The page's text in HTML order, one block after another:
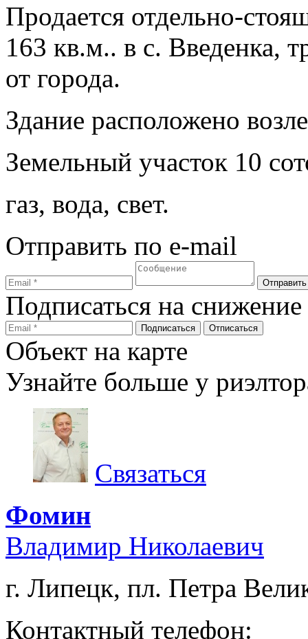
Продается отдельно-
163 кв.м.. в с. Введенка,
от города.
Здание расположено
Земельный участок 10
газ, вода, свет.
Отправить по e-mail
Подписаться на
Объект на карте
Узнайте больше у
Связаться
Фомин
Владимир Николаевич
г. Липецк, пл. Петра
Контактный телефон: